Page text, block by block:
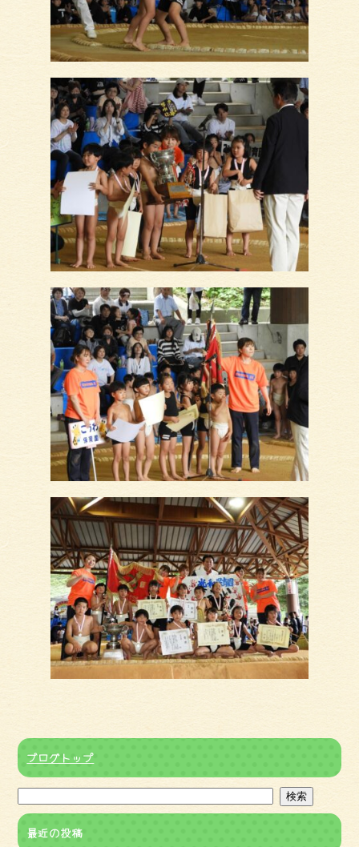
ブログトップ
最近の投稿